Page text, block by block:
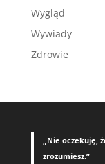
Wygląd
Wywiady
Zdrowie
„Nie oczekuję,
zrozumiesz.”